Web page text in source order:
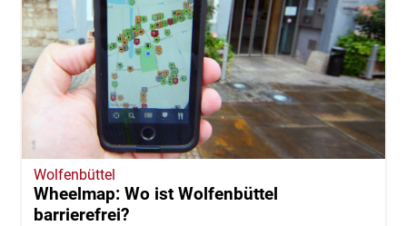
Wolfenbüttel
Wheelmap: Wo ist Wolfenbüttel
barrierefrei?